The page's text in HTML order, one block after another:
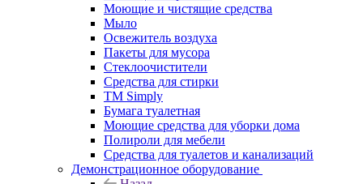
Моющие и чистящие средства
Мыло
Освежитель воздуха
Пакеты для мусора
Стеклоочистители
Средства для стирки
TM Simply
Бумага туалетная
Моющие средства для уборки дома
Полироли для мебели
Средства для туалетов и канализаций
Демонстрационное оборудование